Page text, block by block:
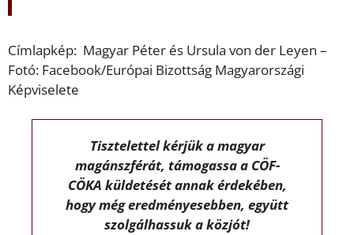
Címlapkép: Magyar Péter és Ursula von der Leyen –
Fotó: Facebook/Európai Bizottság Magyarországi
Képviselete
Tisztelettel kérjük a magyar
magánszférát, támogassa a CÖF-
CÖKA küldetését annak érdekében,
hogy még eredményesebben, együtt
szolgálhassuk a közjót!